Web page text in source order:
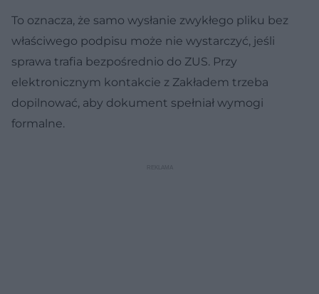
To oznacza, że samo wysłanie zwykłego pliku bez
właściwego podpisu może nie wystarczyć, jeśli
sprawa trafia bezpośrednio do ZUS. Przy
elektronicznym kontakcie z Zakładem trzeba
dopilnować, aby dokument spełniał wymogi
formalne.